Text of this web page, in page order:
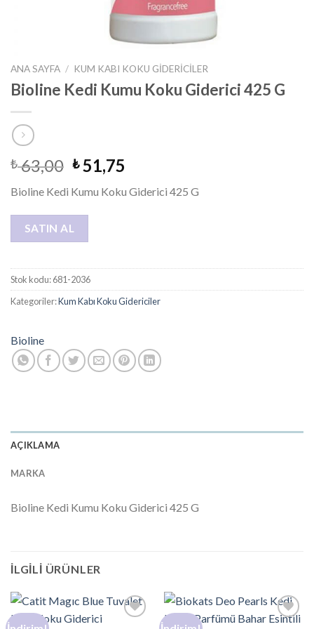
ANA SAYFA / KUM KABI KOKU GIDERICILER
Bioline Kedi Kumu Koku Giderici 425 G
₺63,00 ₺51,75
Bioline Kedi Kumu Koku Giderici 425 G
SATIN AL
Stok kodu:681-2036
Kategoriler:Kum Kabı Koku Gidericiler
Bioline
AÇIKLAMA
MARKA
Bioline Kedi Kumu Koku Giderici 425 G
İLGILI ÜRÜNLER